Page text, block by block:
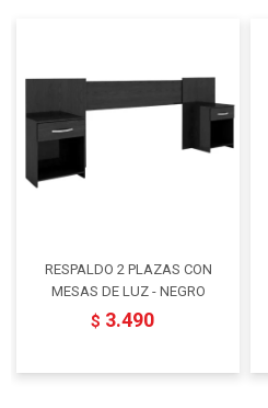
RESPALDO 2 PLAZAS CON
MESAS DE LUZ - NEGRO
$ 3.490